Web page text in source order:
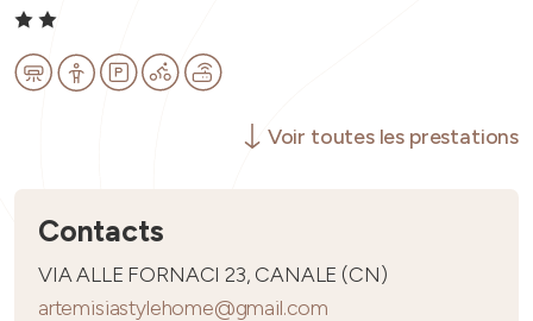
Voir toutes les prestations
Contacts
VIA ALLE FORNACI 23, CANALE (CN)
artemisiastylehome@gmail.com